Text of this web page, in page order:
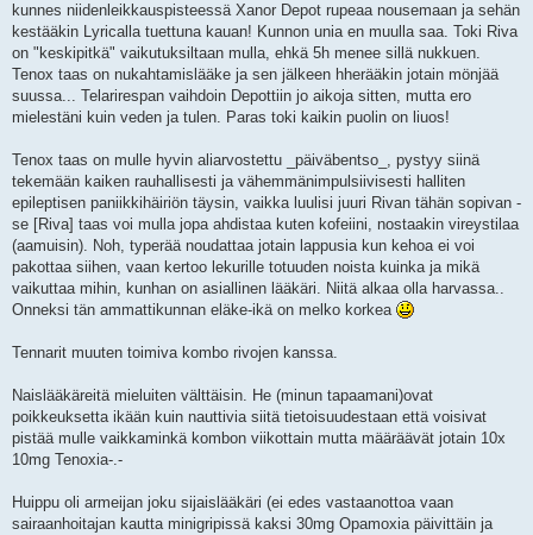
kunnes niidenleikkauspisteessä Xanor Depot rupeaa nousemaan ja sehän
kestääkin Lyricalla tuettuna kauan! Kunnon unia en muulla saa. Toki Riva
on "keskipitkä" vaikutuksiltaan mulla, ehkä 5h menee sillä nukkuen.
Tenox taas on nukahtamislääke ja sen jälkeen hherääkin jotain mönjää
suussa... Telarirespan vaihdoin Depottiin jo aikoja sitten, mutta ero
mielestäni kuin veden ja tulen. Paras toki kaikin puolin on liuos!
Tenox taas on mulle hyvin aliarvostettu _päiväbentso_, pystyy siinä
tekemään kaiken rauhallisesti ja vähemmänimpulsiivisesti halliten
epileptisen paniikkihäiriön täysin, vaikka luulisi juuri Rivan tähän sopivan -
se [Riva] taas voi mulla jopa ahdistaa kuten kofeiini, nostaakin vireystilaa
(aamuisin). Noh, typerää noudattaa jotain lappusia kun kehoa ei voi
pakottaa siihen, vaan kertoo lekurille totuuden noista kuinka ja mikä
vaikuttaa mihin, kunhan on asiallinen lääkäri. Niitä alkaa olla harvassa..
Onneksi tän ammattikunnan eläke-ikä on melko korkea
Tennarit muuten toimiva kombo rivojen kanssa.
Naislääkäreitä mieluiten välttäisin. He (minun tapaamani)ovat
poikkeuksetta ikään kuin nauttivia siitä tietoisuudestaan että voisivat
pistää mulle vaikkaminkä kombon viikottain mutta määräävät jotain 10x
10mg Tenoxia-.-
Huippu oli armeijan joku sijaislääkäri (ei edes vastaanottoa vaan
sairaanhoitajan kautta minigripissä kaksi 30mg Opamoxia päivittäin ja